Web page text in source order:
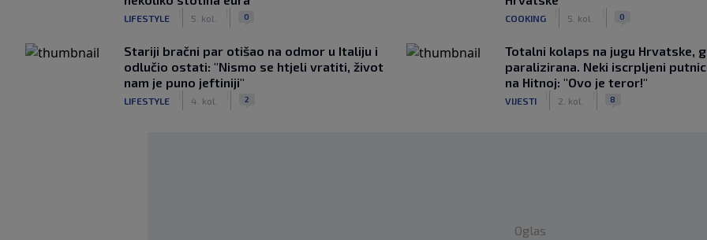
LIFESTYLE 5. kol. 0 COOKING 5. kol. 0
Stariji bračni par otišao na odmor u Italiju i
odlučio ostati: "Nismo se htjeli vratiti, život
nam je puno jeftiniji"
LIFESTYLE 4. kol. 2
Totalni kolaps na jugu Hrvatske,
paralizirana. Neki iscrpljeni
na Hitnoj: "Ovo je teror!"
VIJESTI 2. kol. 8
Oglas